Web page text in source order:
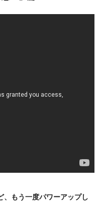
、もう一度パワーアップし